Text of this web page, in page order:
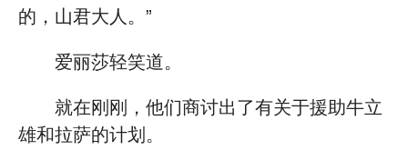
的，山君大人。”
爱丽莎轻笑道。
就在刚刚，他们商讨出了有关于援助牛立
雄和拉萨的计划。